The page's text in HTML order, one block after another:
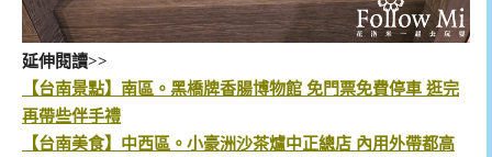
延伸閱讀>>
【台南景點】南區。黑橋牌香腸博物館 免門票免費停車 逛完
再帶些伴手禮
【台南美食】中西區。小豪洲沙茶爐中正總店 內用外帶都高